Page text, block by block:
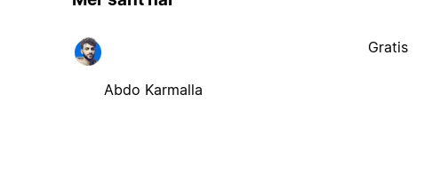
Abdo Karmalla
Gratis